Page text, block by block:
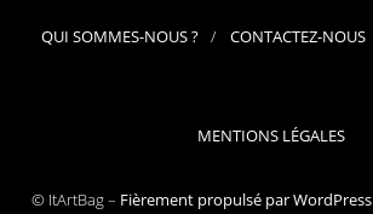
QUI SOMMES-NOUS ? CONTACTEZ-NOUS
MENTIONS LÉGALES
© ItArtBag – Fièrement propulsé par WordPress